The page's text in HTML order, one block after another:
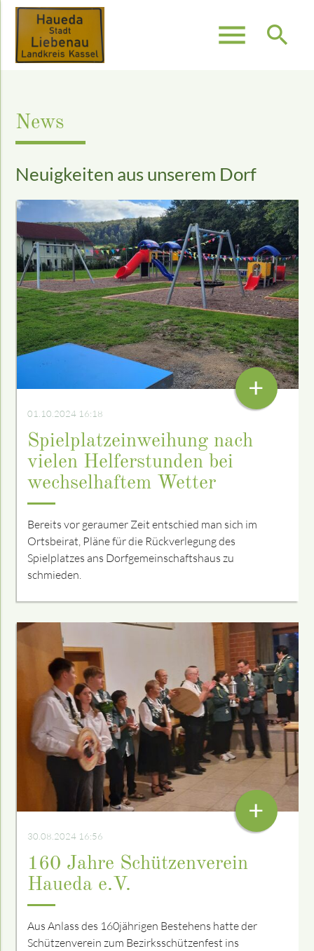
menu search
News
Neuigkeiten aus unserem Dorf
01.10.2024 16:18
Spielplatzeinweihung nach
vielen Helferstunden bei
wechselhaftem Wetter
Bereits vor geraumer Zeit entschied man sich im
Ortsbeirat, Pläne für die Rückverlegung des
Spielplatzes ans Dorfgemeinschaftshaus zu
schmieden.
+
30.08.2024 16:56
160 Jahre Schützenverein
Haueda e.V.
Aus Anlass des 160jährigen Bestehens hatte der
Schützenverein zum Bezirksschützenfest ins
+